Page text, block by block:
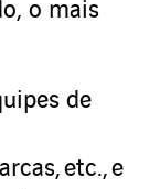
, o mais
de
etc.,e